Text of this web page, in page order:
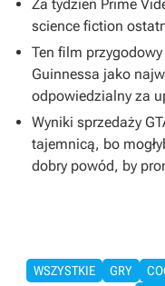
Za tydzień Prime
science fiction
Ten film
Guinnessa jako
odpowiedzialny za
Wyniki sprzedaży
tajemnicą, bo
dobry powód, by
WSZYSTKIE GRY